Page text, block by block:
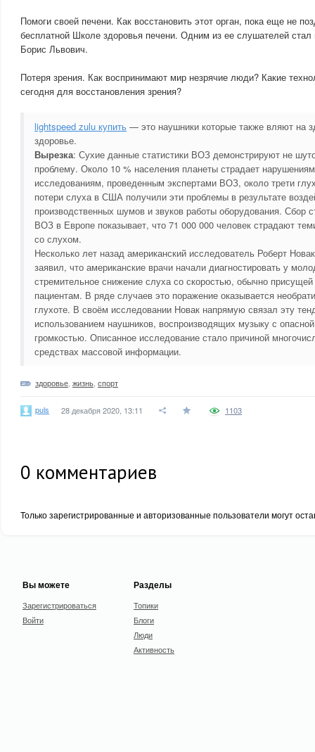
Помоги своей печени. Как восстановить этот орган, пока еще не
бесплатной Школе здоровья печени. Одним из ее слушателей стал
Борис Львович.
Потеря зрения. Как воспринимают мир незрячие люди? Какие
сегодня для восстановления зрения?
lightspeed zulu купить — это наушники которые также вляют на
здоровье.
Вырезка: Сухие данные статистики ВОЗ демонстрируют не
проблему. Около 10 % населения планеты страдает
исследованиям, проведенным экспертами ВОЗ, около трети
потери слуха в США получили эти проблемы в результате
производственных шумов и звуков работы оборудования. Сбор
ВОЗ в Европе показывает, что 71 000 000 человек страдают
со слухом.
Несколько лет назад американский исследователь Роберт
заявил, что американские врачи начали диагностировать у
стремительное снижение слуха со скоростью, обычно
пациентам. В ряде случаев это поражение оказывается
глухоте. В своём исследовании Новак напрямую связал эту
использованием наушников, воспроизводящих музыку с
громкостью. Описанное исследование стало причиной
средствах массовой информации.
здоровье жизнь спорт
puls 28 декабря 2020, 13:11 1103
0 комментариев
Только зарегистрированные и авторизованные пользователи могут
Вы можете
Зарегистрироваться
Войти
Разделы
Топики
Блоги
Люди
Активность